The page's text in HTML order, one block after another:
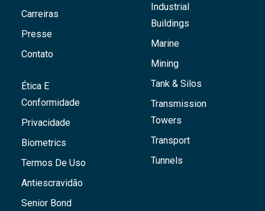
Carreiras
Presse
Contato
Ética E
Conformidade
Privacidade
Biometrics
Termos De Uso
Antiescravidão
Senior Bond
Industrial
Buildings
Marine
Mining
Tank & Silos
Transmission
Towers
Transport
Tunnels